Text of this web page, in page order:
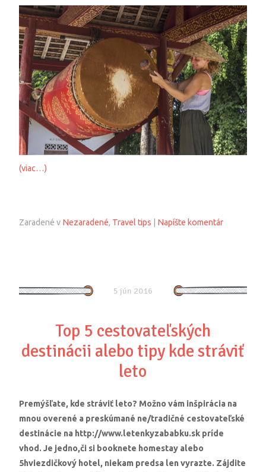
(viac…)
Zaradené v Nezaradené, Travel tips Napíšte komentár
5 jún 2016
Top 5 cestovateľských
destinácii alebo tipy kde stráviť
leto
Premýšľate, kde stráviť leto? Možno vám inšpirácia na
mnou overené a preskúmané ne/tradičné cestovateľské
destinácie na http://www.letenkyzababku.sk príde
vhod. Je jedno,či si booknete homestay alebo
5hviezdičkový hotel, niekam predsa len vyrazte. Zájdite